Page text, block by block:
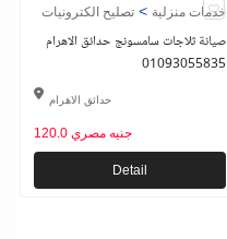
خدمات منزلية > تصليح الكترونيات
صيانة ثلاجات سامسونج حدائق الاهرام
01093055835
حدائق الاهرام
120.0 جنيه مصري
Detail